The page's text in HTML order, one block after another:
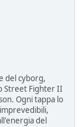
del cyborg,
Street Fighter II
Ogni tappa lo
del